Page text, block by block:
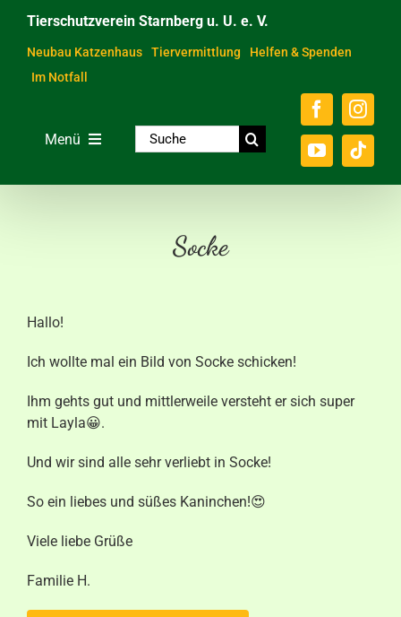
Inhalt
springen
Tierschutzverein Starnberg u. U. e. V.
Neubau Katzenhaus Tiervermittlung
Helfen & Spenden
Im Notfall
Menü
Aktuelles
Kontakt
Suche
nach:
Socke
Hallo!
Ich wollte mal ein Bild von Socke schicken!
Ihm gehts gut und mittlerweile versteht er sich super
mit Layla😀.
Und wir sind alle sehr verliebt in Socke!
So ein liebes und süßes Kaninchen!😍
Viele liebe Grüße
Familie H.